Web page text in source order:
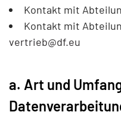
Kontakt mit
Kontakt mit
vertrieb@df.eu
a. Art und